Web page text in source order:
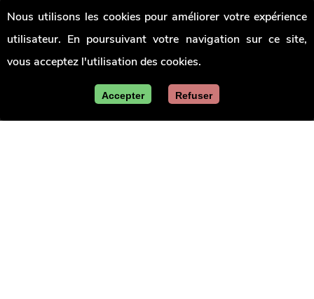
locaux
Union
des
villes
et
communes
Wallonie
Jobs
une
irrégularité
Nous utilisons les cookies pour améliorer votre expérience
utilisateur. En poursuivant votre navigation sur ce site,
vous acceptez l'utilisation des cookies.
Accepter Refuser